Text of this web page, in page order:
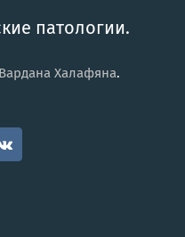
патологии.
Вардана Халафяна.